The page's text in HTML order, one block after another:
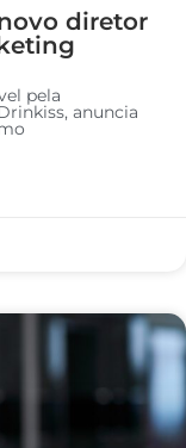
diretor
pela
anuncia